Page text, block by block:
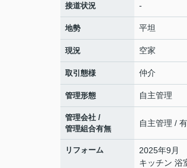
接道状況 -
地勢 平坦
現況 空家
取引態様 仲介
管理形態 自主管理
管理会社 /
管理組合有無
自主管理 / 有
リフォーム
2025年9月
キッチン 浴